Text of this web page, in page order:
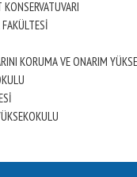
KORUMA VE ONARIM